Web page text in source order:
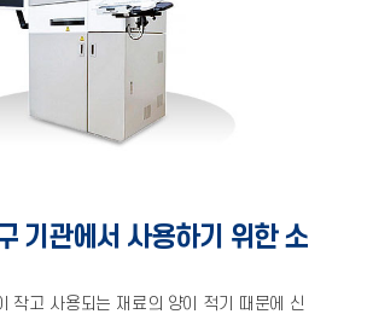
기관에서 사용하기 위한 소
작고 사용되는 재료의 양이 적기 때문에 신